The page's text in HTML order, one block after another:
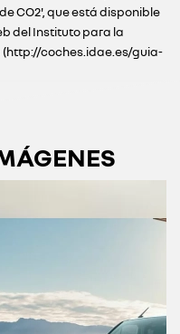
CO2', que está disponible
del Instituto para la
(http://coches.idae.es/guia-